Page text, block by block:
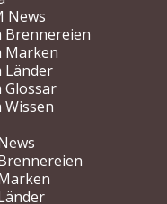
News
Brennereien
Marken
Länder
Glossar
Wissen